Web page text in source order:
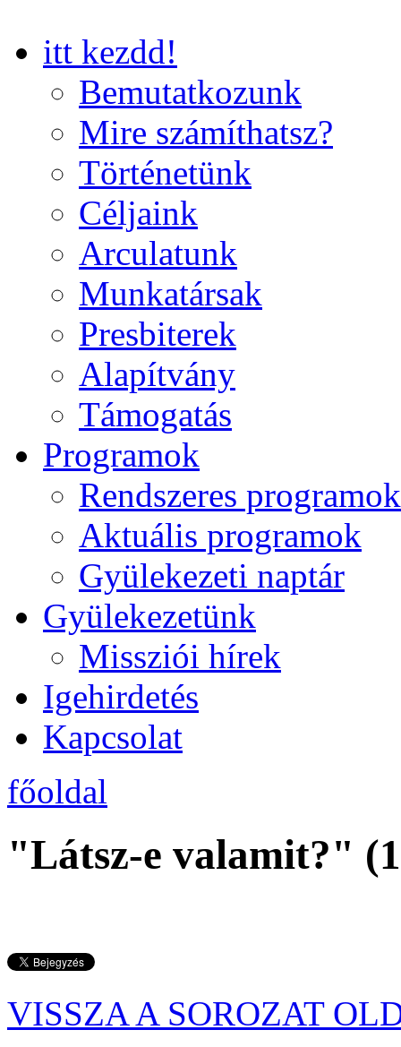
itt kezdd!
Bemutatkozunk
Mire számíthatsz?
Történetünk
Céljaink
Arculatunk
Munkatársak
Presbiterek
Alapítvány
Támogatás
Programok
Rendszeres programok
Aktuális programok
Gyülekezeti naptár
Gyülekezetünk
Missziói hírek
Igehirdetés
Kapcsolat
főoldal
"Látsz-e valamit?"
VISSZA A SOROZAT